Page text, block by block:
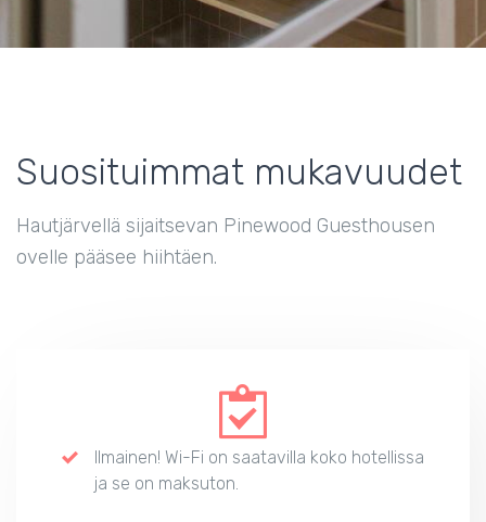
Suosituimmat mukavuudet
Hautjärvellä sijaitsevan Pinewood Guesthousen
ovelle pääsee hiihtäen.
Ilmainen! Wi-Fi on saatavilla koko hotellissa
ja se on maksuton.